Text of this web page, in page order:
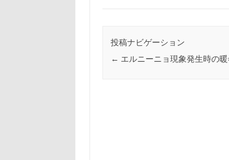
投稿ナビゲーション
← エルニーニョ現象発生時の